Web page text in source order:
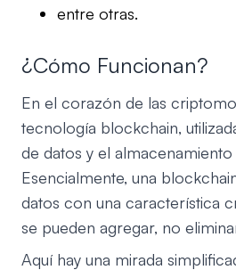
entre otras.
¿Cómo Funcionan?
En el corazón de las
tecnología blockchain,
de datos y el almacenamiento
Esencialmente, una
datos con una característica
se pueden agregar, no
Aquí hay una mirada